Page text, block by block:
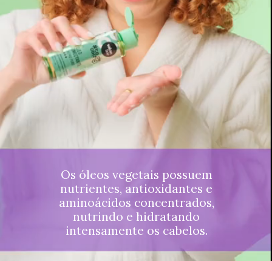
Os óleos vegetais possuem
nutrientes, antioxidantes e
aminoácidos concentrados,
nutrindo e hidratando
intensamente os cabelos.